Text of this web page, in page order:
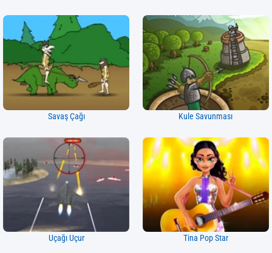
Savaş Çağı Kule Savunması
Uçağı Uçur Tina Pop Star